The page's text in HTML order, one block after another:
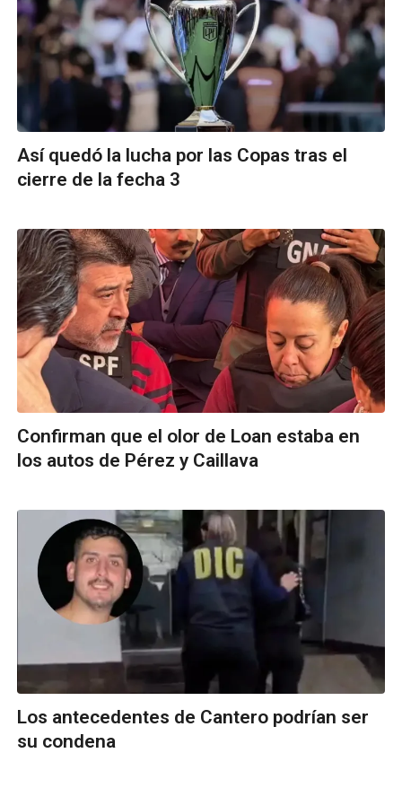
Así quedó la lucha por las Copas tras el
cierre de la fecha 3
Confirman que el olor de Loan estaba en
los autos de Pérez y Caillava
Los antecedentes de Cantero podrían ser
su condena